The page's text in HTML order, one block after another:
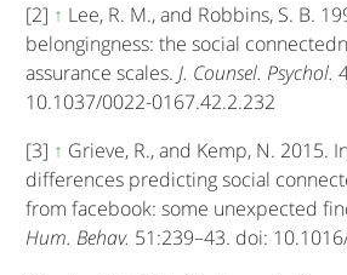
[2] ↑ Lee, R. M., and Robbins, S. B.
belongingness: the social
assurance scales.J. Counsel. Psychol.
10.1037/0022-0167.42.2.232
[3] ↑ Grieve, R., and Kemp, N. 2015.
differences predicting social
from facebook: some unexpected
Hum. Behav. 51:239–43. doi: